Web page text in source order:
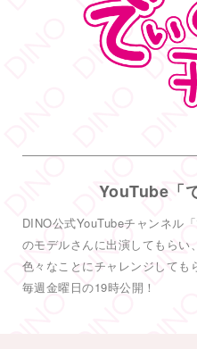
もっと見る
5 38
DINO - デ
#TRE初参戦#東
します。
2
6 55
YouTube「
DINO公式YouTubeチャンネル
のモデルさんに出演してもらい
色々なことにチャレンジしても
毎週金曜日の19時公開！